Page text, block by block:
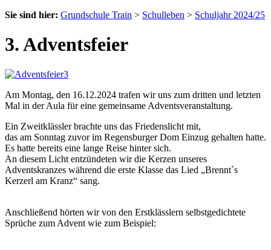
Sie sind hier: Grundschule Train > Schulleben > Schuljahr 2024/25
3. Adventsfeier
Am Montag, den 16.12.2024 trafen wir uns zum dritten und letzten
Mal in der Aula für eine gemeinsame Adventsveranstaltung.
Ein Zweitklässler brachte uns das Friedenslicht mit,
das am Sonntag zuvor im Regensburger Dom Einzug gehalten hatte.
Es hatte bereits eine lange Reise hinter sich.
An diesem Licht entzündeten wir die Kerzen unseres
Adventskranzes während die erste Klasse das Lied „Brennt`s
Kerzerl am Kranz“ sang.
Anschließend hörten wir von den Erstklässlern selbstgedichtete
Sprüche zum Advent wie zum Beispiel: